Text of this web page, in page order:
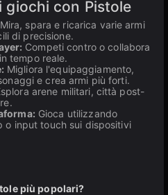
giochi con Pistole
Mira, spara e ricarica varie armi
di precisione.
Competi contro o collabora
tempo reale.
Migliora l'equipaggiamento,
e crea armi più forti.
arene militari, città post-
Gioca utilizzando
o input touch sui dispositivi
più popolari?